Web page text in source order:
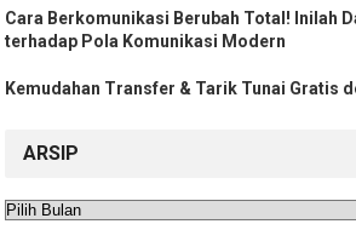
Cara Berkomunikasi Berubah Total! Inilah
terhadap Pola Komunikasi Modern
Kemudahan Transfer & Tarik Tunai Gratis
ARSIP
Arsip